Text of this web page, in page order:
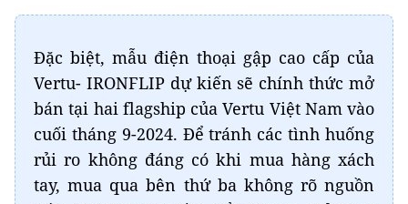
Đặc biệt, mẫu điện thoại gập cao cấp của
Vertu- IRONFLIP dự kiến sẽ chính thức mở
bán tại hai flagship của Vertu Việt Nam vào
cuối tháng 9-2024. Để tránh các tình huống
rủi ro không đáng có khi mua hàng xách
tay, mua qua bên thứ ba không rõ nguồn